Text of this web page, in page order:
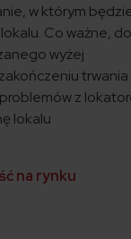
w którym
Co ważne, do
wyżej
trwania
z
lokalu
na rynku